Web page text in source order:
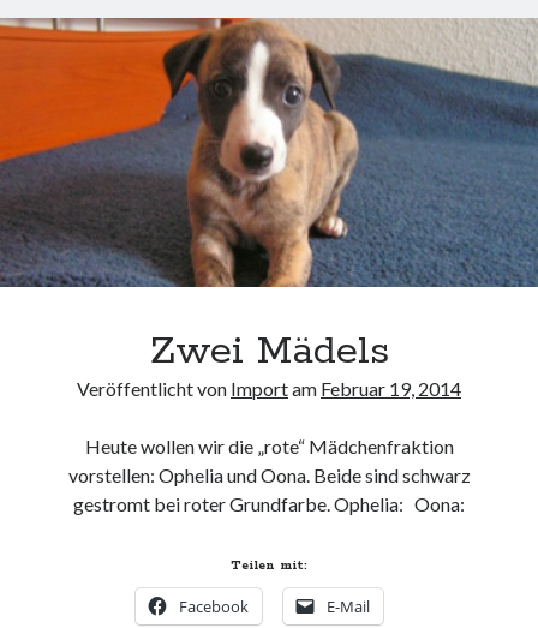
Zwei Mädels
Veröffentlicht von Importam Februar 19, 2014
Heute wollen wir die „rote“ Mädchenfraktion
vorstellen: Ophelia und Oona. Beide sind schwarz
gestromt bei roter Grundfarbe. Ophelia: Oona:
Teilen mit:
Facebook E-Mail